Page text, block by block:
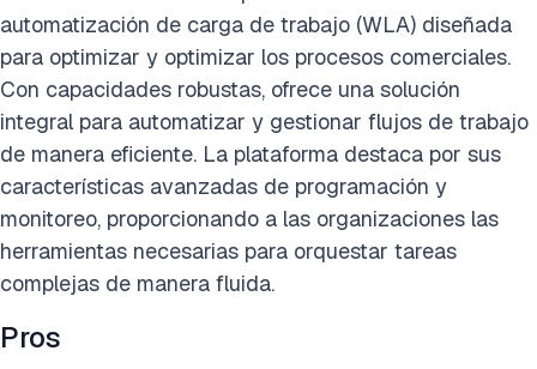
automatización de carga de trabajo (WLA) diseñada
para optimizar y optimizar los procesos comerciales.
Con capacidades robustas, ofrece una solución
integral para automatizar y gestionar flujos de trabajo
de manera eficiente. La plataforma destaca por sus
características avanzadas de programación y
monitoreo, proporcionando a las organizaciones las
herramientas necesarias para orquestar tareas
complejas de manera fluida.
Pros